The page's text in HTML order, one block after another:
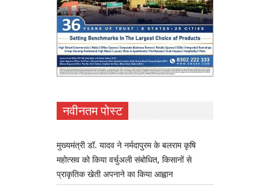
नवीनतम पोस्ट
मुख्यमंत्री डॉ. यादव ने नर्मदापुरम के बलराम कृषि
महोत्सव को किया वर्चुअली संबोधित, किसानों से
प्राकृतिक खेती अपनाने का किया आह्वान